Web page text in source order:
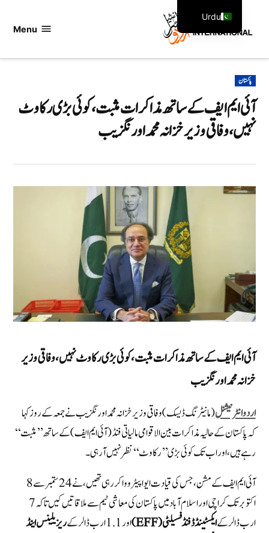
Menu
POSTED
IN
پاکستان
آئی ایم ایف کے ساتھ مذاکرات مثبت، کوئی بڑی رکاوٹ
نہیں،وفاقی وزیر خزانہ محمد اورنگزیب
آئی ایم ایف کے ساتھ مذاکرات مثبت، کوئی بڑی رکاوٹ نہیں،وفاقی وزیر
خزانہ محمد اورنگزیب
اردو انٹرنیشنل(مانیٹرنگ ڈیسک)وفاقی وزیر خزانہ محمد اورنگزیب نے جمعہ کے روز کہا
کہ پاکستان کے حالیہ مذاکرات بین الاقوامی مالیاتی فنڈ (آئی ایم ایف) کے ساتھ ’’مثبت‘‘
رہے ہیں، اور اب تک کوئی بڑی ’’رکاوٹ‘‘ نظر نہیں آ رہی۔
آئی ایم ایف کے مشن، جس کی قیادت ایوا پیٹرووا کر رہی تھیں، نے 24 ستمبر سے 8
اکتوبر تک کراچی اور اسلام آباد میں پاکستان کی معاشی ٹیم سے ملاقاتیں کیں تاکہ 7
ارب ڈالر کےایکسٹینڈڈ فنڈ فسیلٹی (EFF) اور 1.1 ارب ڈالر کے
ریزیلینس اینڈ
Urdu
English